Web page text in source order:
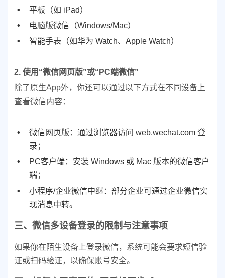
平板（如 iPad）
电脑版微信（Windows/Mac）
智能手表（如华为 Watch、Apple Watch）
2. 使用“微信网页版”或“PC端微信”
除了原生App外，你还可以通过以下方式在不同设备上
查看微信内容：
微信网页版：通过浏览器访问 web.wechat.com 登
录；
PC客户端：安装 Windows 或 Mac 版本的微信客户
端；
小程序/企业微信中继：部分企业可通过企业微信实
现消息中转。
三、微信多设备登录的限制与注意事项
如果你在陌生设备上登录微信，系统可能会要求短信验
证或扫码验证，以确保账号安全。